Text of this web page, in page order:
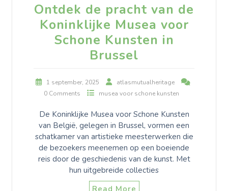
Ontdek de pracht van de
Koninklijke Musea voor
Schone Kunsten in
Brussel
1 september, 2025
atlasmutualheritage
0 Comments
musea voor schone kunsten
De Koninklijke Musea voor Schone Kunsten
van België, gelegen in Brussel, vormen een
schatkamer van artistieke meesterwerken die
de bezoekers meenemen op een boeiende
reis door de geschiedenis van de kunst. Met
hun uitgebreide collecties
Read More